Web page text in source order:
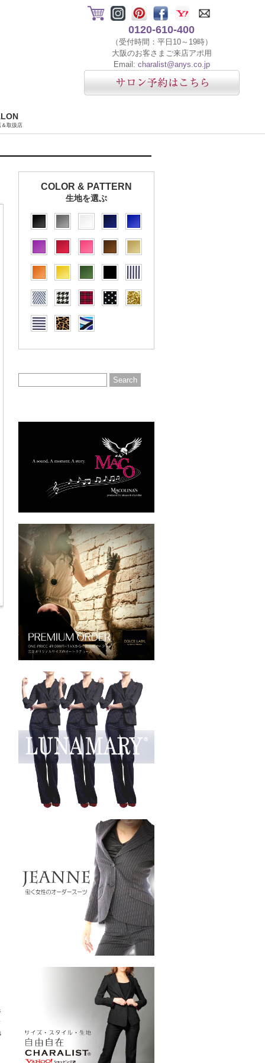
0120-610-400
（受付時間：平日10～19時）
大阪のお客さまご来店アポ用
Email: charalist@anys.co.jp
＆取扱店
COLOR & PATTERN
生地を選ぶ